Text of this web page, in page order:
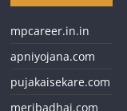
mpcareer.in.in
apniyojana.com
pujakaisekare.com
meribadhai.com